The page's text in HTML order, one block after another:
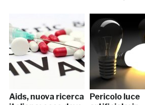
Aids, nuova ricerca
Pericolo luce